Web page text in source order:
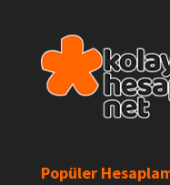
Popüler